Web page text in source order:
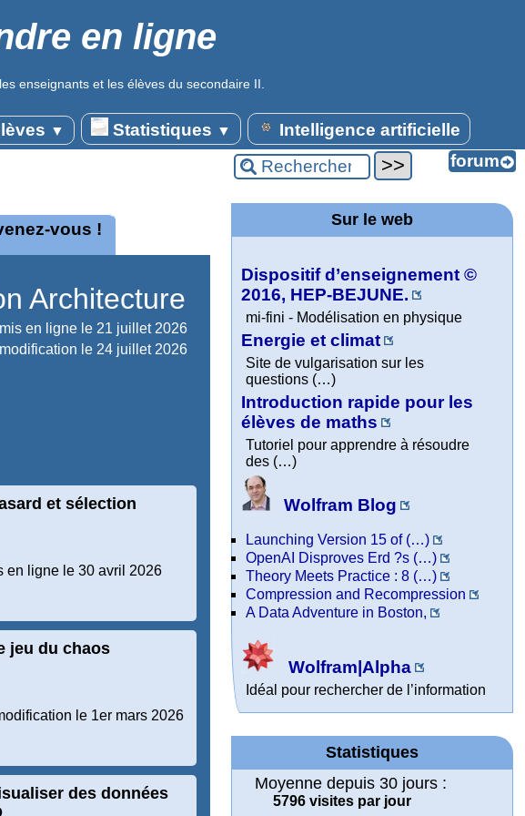
en ligne
enseignants et les élèves du secondaire II.
▼ Statistiques ▼ Intelligence artificielle
vous !
Architecture
en ligne le 21 juillet 2026
le 24 juillet 2026
et sélection
en ligne le 30 avril 2026
jeu du chaos
le 1er mars 2026
des données
Sur le web
Dispositif d’enseignement ©
2016, HEP-BEJUNE.
mi-fini - Modélisation en physique
Energie et climat
Site de vulgarisation sur les
questions (…)
Introduction rapide pour les
élèves de maths
Tutoriel pour apprendre à résoudre
des (…)
Wolfram Blog
Launching Version 15 of (…)
OpenAI Disproves Erd ?s (…)
Theory Meets Practice : 8 (…)
Compression and Recompression
A Data Adventure in Boston,
Wolfram|Alpha
Idéal pour rechercher de l’information
Statistiques
Moyenne depuis 30 jours :
5796 visites par jour